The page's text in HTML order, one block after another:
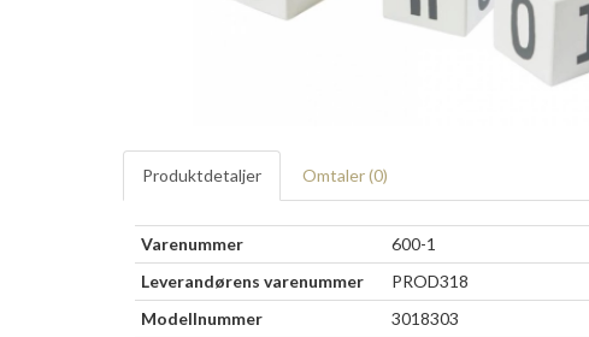
Produktdetaljer Omtaler (0)
Varenummer
600-1
Leverandørens varenummer
PROD318
Modellnummer
3018303